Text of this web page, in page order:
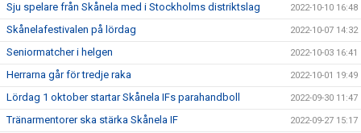
Sju spelare från Skånela med i Stockholms distriktslag 2022-10-10 16:48
Skånelafestivalen på lördag 2022-10-07 14:32
Seniormatcher i helgen 2022-10-03 16:41
Herrarna går för tredje raka 2022-10-01 19:49
Lördag 1 oktober startar Skånela IFs parahandboll 2022-09-30 11:47
Tränarmentorer ska stärka Skånela IF 2022-09-27 15:17